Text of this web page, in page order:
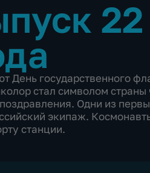
22
День государственного
стал символом страны
Одни из
экипаж.
станции.